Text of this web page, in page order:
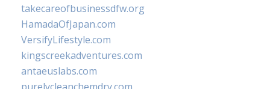
takecareofbusinessdfw.org
HamadaOfJapan.com
VersifyLifestyle.com
kingscreekadventures.com
antaeuslabs.com